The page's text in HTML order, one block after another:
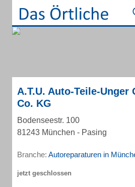
A.T.U. Auto-Teile-Unger
Co. KG
Bodenseestr. 100
81243 München - Pasing
Branche: Autoreparaturen in